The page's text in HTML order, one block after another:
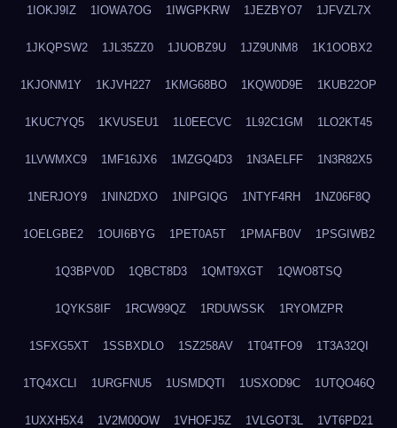
1IOKJ9IZ 1IOWA7OG 1IWGPKRW 1JEZBYO7 1JFVZL7X
1JKQPSW2 1JL35ZZ0 1JUOBZ9U 1JZ9UNM8 1K1OOBX2
1KJONM1Y 1KJVH227 1KMG68BO 1KQW0D9E 1KUB22OP
1KUC7YQ5 1KVUSEU1 1L0EECVC 1L92C1GM 1LO2KT45
1LVWMXC9 1MF16JX6 1MZGQ4D3 1N3AELFF 1N3R82X5
1NERJOY9 1NIN2DXO 1NIPGIQG 1NTYF4RH 1NZ06F8Q
1OELGBE2 1OUI6BYG 1PET0A5T 1PMAFB0V 1PSGIWB2
1Q3BPV0D 1QBCT8D3 1QMT9XGT 1QWO8TSQ
1QYKS8IF 1RCW99QZ 1RDUWSSK 1RYOMZPR
1SFXG5XT 1SSBXDLO 1SZ258AV 1T04TFO9 1T3A32QI
1TQ4XCLI 1URGFNU5 1USMDQTI 1USXOD9C 1UTQO46Q
1UXXH5X4 1V2M00OW 1VHOFJ5Z 1VLGOT3L 1VT6PD21